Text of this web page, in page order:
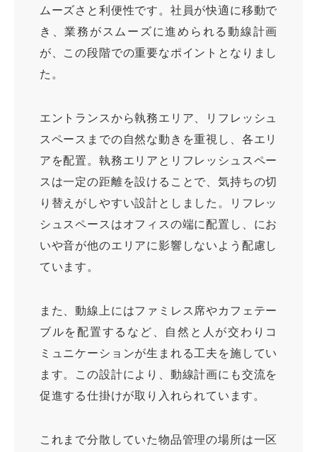
ムーズさと利便性です。社員が快適に移動で
き、業務がスムーズに進められる動線計画
が、この段階での重要なポイントとなりまし
た。
エントランスから執務エリア、リフレッシュ
スペースまでの自然な動きを重視し、各エリ
アを配置。執務エリアとリフレッシュスペー
スは一定の距離を設けることで、気持ちの切
り替えがしやすい設計としました。リフレッ
シュスペースはオフィスの端に配置し、にお
いや音が他のエリアに影響しないよう配慮し
ています。
また、動線上にはファミレス席やカフェテー
ブルを配置するなど、自然と人が交わりコ
ミュニケーションが生まれる工夫を施してい
ます。この設計により、動線計画にも交流を
促進する仕掛けが取り入れられています。
これまで分散していた物品管理の場所は一区